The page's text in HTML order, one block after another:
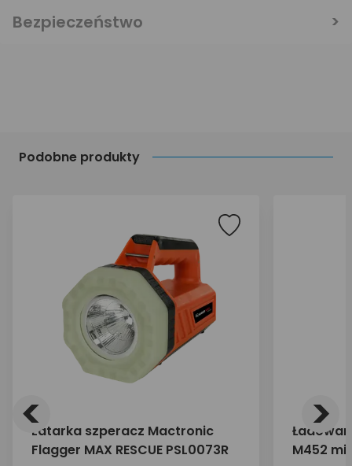
Podobne produkty
Latarka szperacz Mactronic
Flagger MAX RESCUE PSL0073R
M452
< >
Bezpieczeństwo